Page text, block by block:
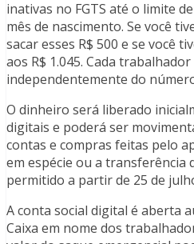
inativas no FGTS até o limite
mês de nascimento. Se você
sacar esses R$ 500 e se você
aos R$ 1.045. Cada
independentemente do
O dinheiro será liberado
digitais e poderá ser
contas e compras feitas pelo
em espécie ou a transferência
permitido a partir de 25 de
A conta social digital é aberta
Caixa em nome dos